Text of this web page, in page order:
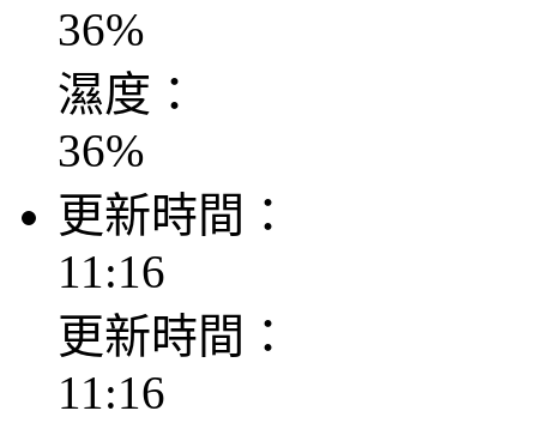
36%
濕度：
36%
更新時間：
11:16
更新時間：
11:16